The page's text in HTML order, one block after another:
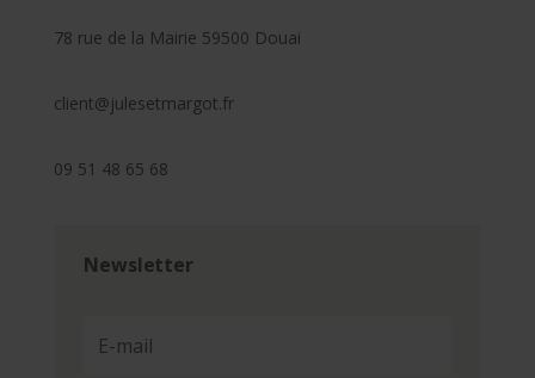
78 rue de la Mairie 59500 Douai
client@julesetmargot.fr
09 51 48 65 68
Newsletter